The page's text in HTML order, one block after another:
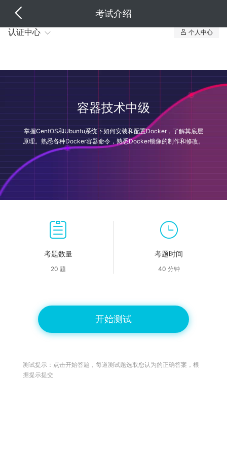
认证中心
个人中心
考试介绍
容器技术中级
掌握CentOS和Ubuntu系统下如何安装和配置Docker，了解其底层
原理。熟悉各种Docker容器命令，熟悉Docker镜像的制作和修改。
考题数量
20 题
考题时间
40 分钟
开始测试
测试提示：点击开始答题，每道测试题选取您认为的正确答案，根
据提示提交